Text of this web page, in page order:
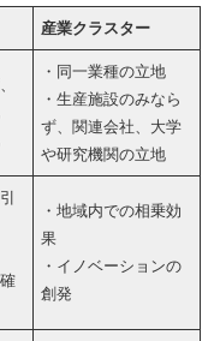
産業クラスター
・同一業種の立地
・生産施設のみなら
ず、関連会社、大学
や研究機関の立地
・地域内での相乗効
果
・イノベーションの
創発